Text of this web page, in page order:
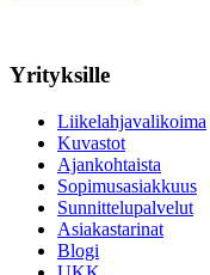
Yrityksille
Liikelahjavalikoima
Kuvastot
Ajankohtaista
Sopimusasiakkuus
Sunnittelupalvelut
Asiakastarinat
Blogi